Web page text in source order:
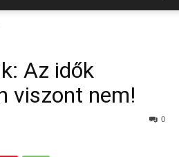
Az idők
viszont nem!
0